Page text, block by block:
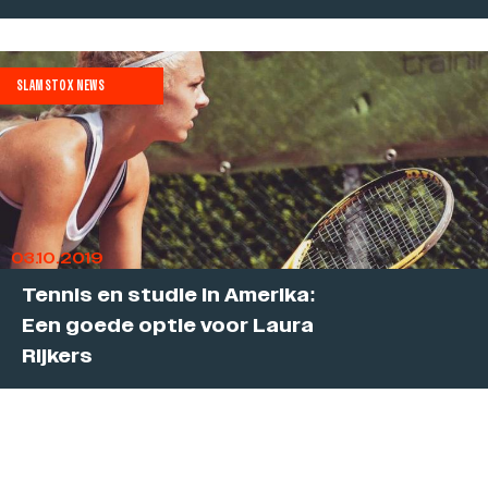
SLAMSTOX NEWS
03.10.2019
Tennis en studie in Amerika:
Een goede optie voor Laura
Rijkers